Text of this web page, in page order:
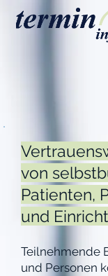
von
Patienten,
und
Teilnehmende
und Personen